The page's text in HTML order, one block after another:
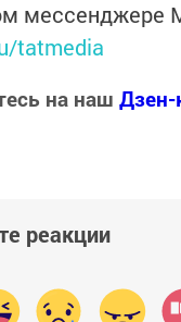
мессенджере
tatmedia
на наш Дзен-
реакции